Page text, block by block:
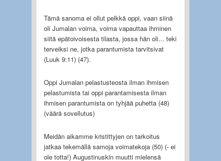
Tämä sanoma ei ollut pelkkä oppi, vaan siinä
oli Jumalan voima, voima vapauttaa ihminen
siitä epätoivoisesta tilasta, jossa hän oli... teki
terveiksi ne, jotka parantumista tarvitsivat
(Luuk 9:11) (47).
Oppi Jumalan pelastusteosta ilman ihmisen
pelastumista tai oppi parantamisesta ilman
ihmisen parantumista on tyhjää puhetta (48)
(väärä sovellutus)
Meidän aikamme kristittyjen on tarkoitus
jatkaa tekemällä samoja voimatekoja (50) (- ei
ole totta!) Augustinuskin muutti mielensä